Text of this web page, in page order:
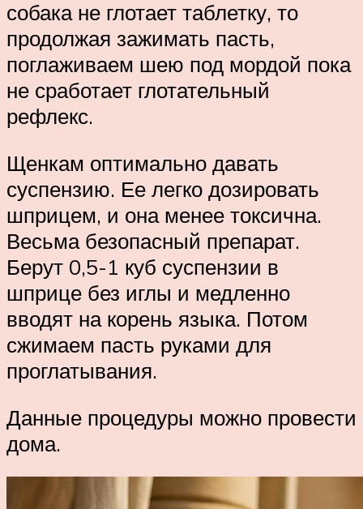
собака не глотает таблетку, то
продолжая зажимать пасть,
поглаживаем шею под мордой пока
не сработает глотательный
рефлекс.
Щенкам оптимально давать
суспензию. Ее легко дозировать
шприцем, и она менее токсична.
Весьма безопасный препарат.
Берут 0,5-1 куб суспензии в
шприце без иглы и медленно
вводят на корень языка. Потом
сжимаем пасть руками для
проглатывания.
Данные процедуры можно провести
дома.